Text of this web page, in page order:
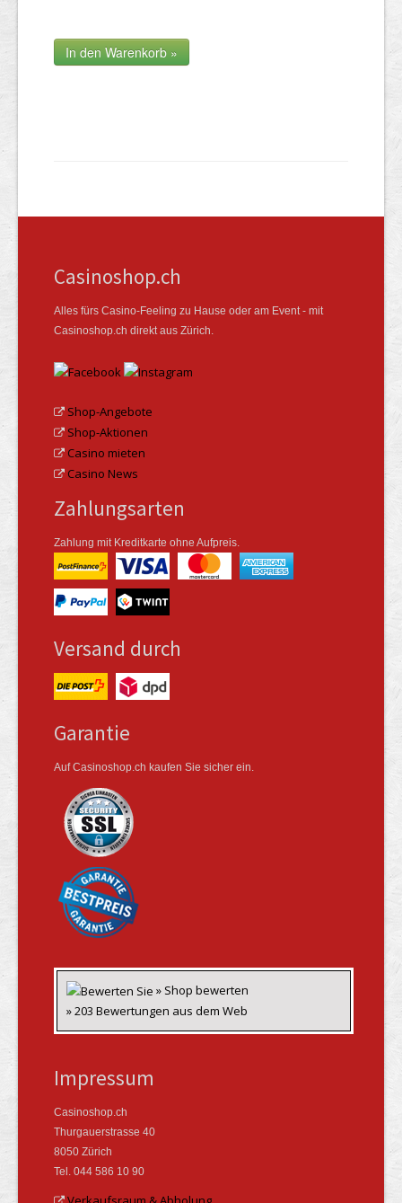
Casinoshop.ch
Alles fürs Casino-Feeling zu Hause oder am Event - mit
Casinoshop.ch direkt aus Zürich.
Shop-Angebote
Shop-Aktionen
Casino mieten
Casino News
Zahlungsarten
Zahlung mit Kreditkarte ohne Aufpreis.
Versand durch
Garantie
Auf Casinoshop.ch kaufen Sie sicher ein.
» Shop bewerten
» 203 Bewertungen aus dem Web
Impressum
Casinoshop.ch
Thurgauerstrasse 40
8050 Zürich
Tel. 044 586 10 90